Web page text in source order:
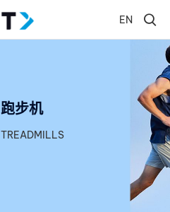
EN
跑步机
TREADMILLS